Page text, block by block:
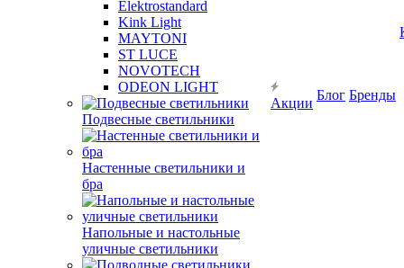
Elektrostandard
Kink Light
MAYTONI
ST LUCE
NOVOTECH
ODEON LIGHT
Подвесные светильники
Настенные светильники и
бра
Напольные и настольные
уличные светильники
Акции
Блог Бренды